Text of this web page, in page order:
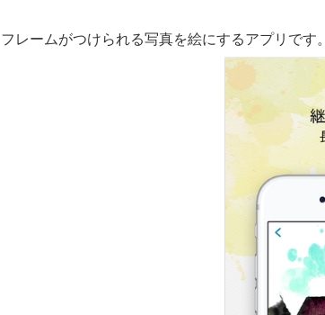
フレームがつけられる写真を絵にするアプリです。